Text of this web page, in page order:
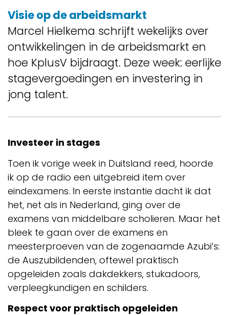
Visie op de arbeidsmarkt
Marcel Hielkema schrijft wekelijks over
ontwikkelingen in de arbeidsmarkt en
hoe KplusV bijdraagt. Deze week: eerlijke
stagevergoedingen en investering in
jong talent.
Investeer in stages
Toen ik vorige week in Duitsland reed, hoorde
ik op de radio een uitgebreid item over
eindexamens. In eerste instantie dacht ik dat
het, net als in Nederland, ging over de
examens van middelbare scholieren. Maar het
bleek te gaan over de examens en
meesterproeven van de zogenaamde Azubi’s:
de Auszubildenden, oftewel praktisch
opgeleiden zoals dakdekkers, stukadoors,
verpleegkundigen en schilders.
Respect voor praktisch opgeleiden